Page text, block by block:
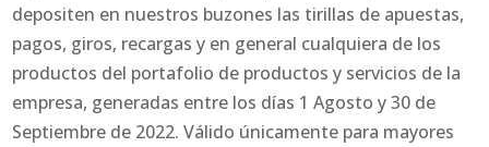
depositen en nuestros buzones las tirillas de apuestas,
pagos, giros, recargas y en general cualquiera de los
productos del portafolio de productos y servicios de la
empresa, generadas entre los días 1 Agosto y 30 de
Septiembre de 2022. Válido únicamente para mayores